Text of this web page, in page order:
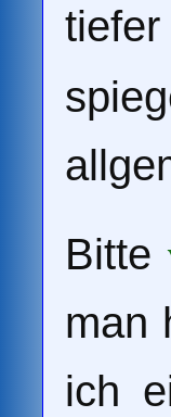
Bitte
man
ich